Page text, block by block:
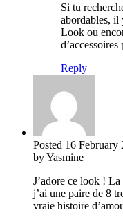
Si tu
abordables, il
Look ou
d’accessoires
Reply
Posted 16 February
by Yasmine
J’adore ce look !
j’ai une paire de 8
vraie histoire